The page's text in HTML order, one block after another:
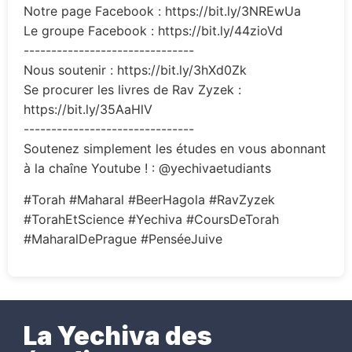
Notre page Facebook : https://bit.ly/3NREwUa
Le groupe Facebook : https://bit.ly/44zioVd
-------------------------------
Nous soutenir : https://bit.ly/3hXd0Zk
Se procurer les livres de Rav Zyzek :
https://bit.ly/35AaHlV
-------------------------------
Soutenez simplement les études en vous abonnant
à la chaîne Youtube ! : @yechivaetudiants
#Torah #Maharal #BeerHagola #RavZyzek
#TorahEtScience #Yechiva #CoursDeTorah
#MaharalDePrague #PenséeJuive
La Yechiva des